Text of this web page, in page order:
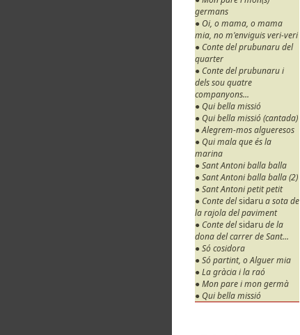
germans
● Oi, o mama, o mama
mia, no m'enviguis veri-veri
● Conte del prubunaru del
quarter
● Conte del prubunaru i
dels sou quatre
companyons...
● Qui bella missió
● Qui bella missió (cantada)
● Alegrem-mos algueresos
● Qui mala que és la
marina
● Sant Antoni balla balla
● Sant Antoni balla balla (2)
● Sant Antoni petit petit
● Conte delsidarua sota de
la rajola del paviment
● Conte delsidarude la
dona del carrer de Sant...
● Só cosidora
● Só partint, o Alguer mia
● La gràcia i la raó
● Mon pare i mon germà
● Qui bella missió